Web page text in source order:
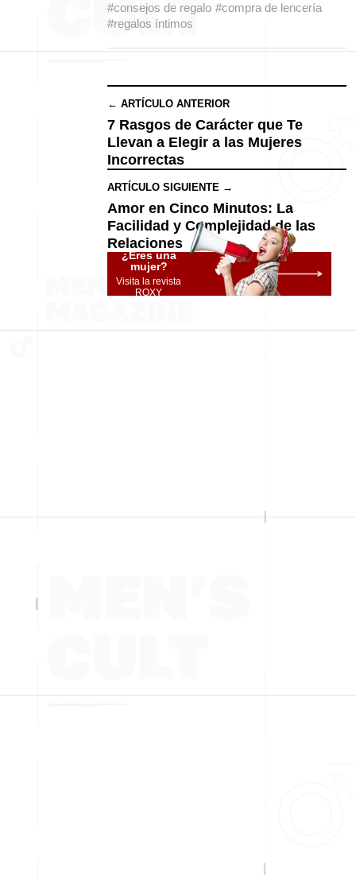
#consejos de regalo #compra de lencería
#regalos íntimos
← ARTÍCULO ANTERIOR
7 Rasgos de Carácter que Te
Llevan a Elegir a las Mujeres
Incorrectas
ARTÍCULO SIGUIENTE →
Amor en Cinco Minutos: La
Facilidad y Complejidad de las
Relaciones
¿Eres una
mujer?
Visita la revista
ROXY